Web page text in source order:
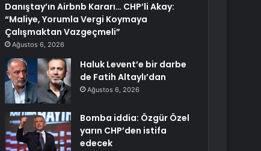
Danıştay’ın Airbnb Kararı… CHP’li Akay:
“Maliye, Yorumla Vergi Koymaya
Çalışmaktan Vazgeçmeli”
Ağustos 6, 2026
Haluk Levent’e bir darbe
de Fatih Altaylı’dan
Ağustos 6, 2026
Bomba iddia: Özgür Özel
yarın CHP’den istifa
edecek